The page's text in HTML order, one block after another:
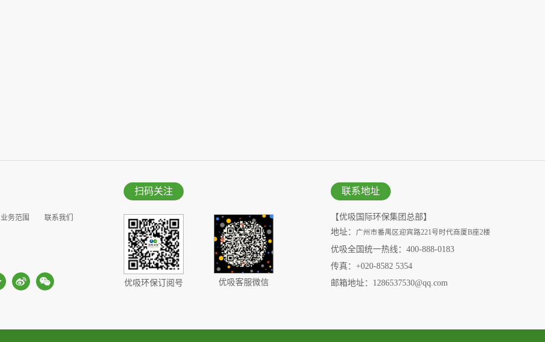
业务范围
联系我们
扫码关注
优吸环保订阅号 优吸客服微信
联系地址
【优吸国际环保集团总部】
地址：
广州市番禺区迎宾路221号时代商厦B座2楼
优吸全国统一热线：400-888-0183
传真：+020-8582 5354
邮箱地址：1286537530@qq.com